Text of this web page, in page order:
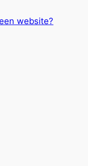
website?